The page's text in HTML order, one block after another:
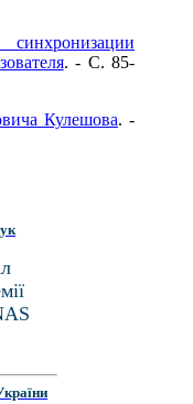
. - C. 85-
Кулешова. -